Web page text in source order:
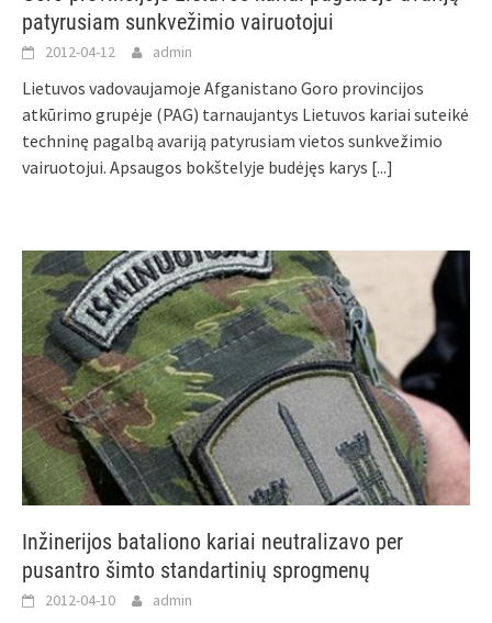
patyrusiam sunkvežimio vairuotojui
2012-04-12 admin
Lietuvos vadovaujamoje Afganistano Goro provincijos
atkūrimo grupėje (PAG) tarnaujantys Lietuvos kariai suteikė
techninę pagalbą avariją patyrusiam vietos sunkvežimio
vairuotojui. Apsaugos bokštelyje budėjęs karys [...]
Inžinerijos bataliono kariai neutralizavo per
pusantro šimto standartinių sprogmenų
2012-04-10 admin